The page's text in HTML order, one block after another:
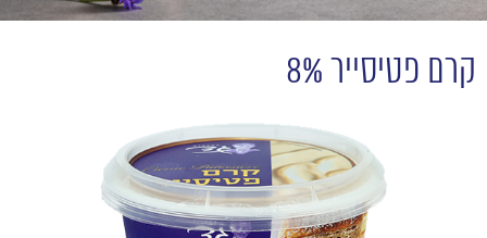
קרם פטיסייר 8%